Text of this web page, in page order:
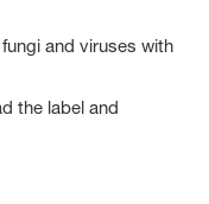
and viruses with
the label and